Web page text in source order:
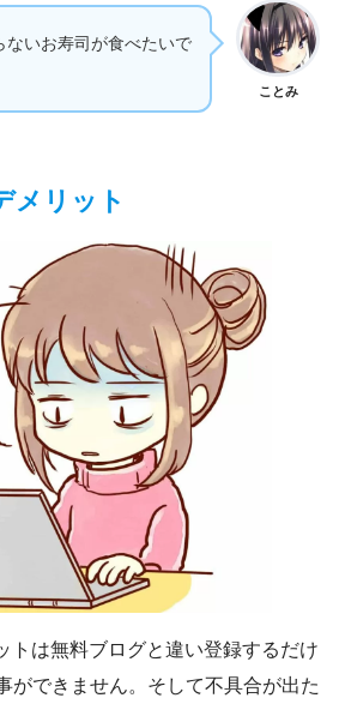
ことみ
ないお寿司が食べたいで
メリット
トは無料ブログと違い登録するだけ
ができません。そして不具合が出た